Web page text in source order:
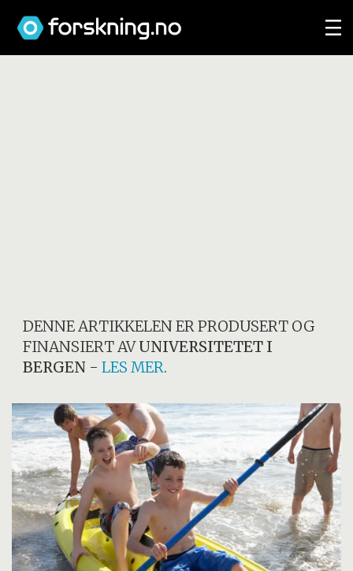
DENNE ARTIKKELEN ER PRODUSERT OG
FINANSIERT AVUNIVERSITETET I
BERGEN -LES MER.